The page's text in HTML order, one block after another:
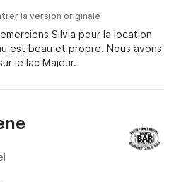
la version originale
Silvia pour la location
est beau et propre. Nous avons
le lac Majeur.